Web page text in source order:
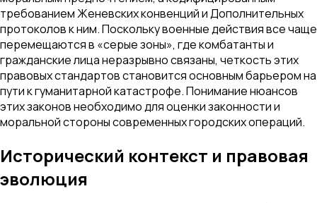
требованием Женевских конвенций и Дополнительных
протоколов к ним. Поскольку военные действия все чаще
перемещаются в «серые зоны», где комбатанты и
гражданские лица неразрывно связаны, четкость этих
правовых стандартов становится основным барьером на
пути к гуманитарной катастрофе. Понимание нюансов
этих законов необходимо для оценки законности и
моральной стороны современных городских операций.
Исторический контекст и правовая
эволюция